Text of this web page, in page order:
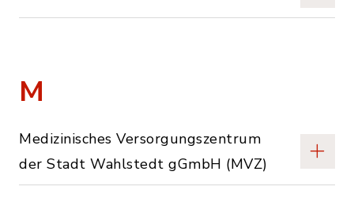
M
Medizinisches Versorgungszentrum
der Stadt Wahlstedt gGmbH (MVZ)